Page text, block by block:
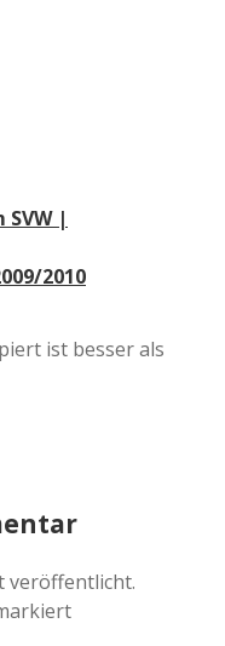
|
2010
ist besser als
veröffentlicht.